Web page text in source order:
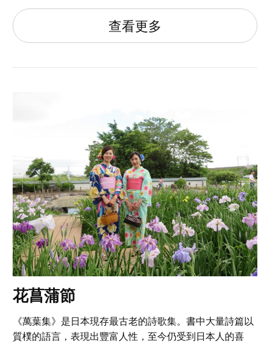
查看更多
花菖蒲節
《萬葉集》是日本現存最古老的詩歌集。書中大量詩篇以
質樸的語言，表現出豐富人性，至今仍受到日本人的喜